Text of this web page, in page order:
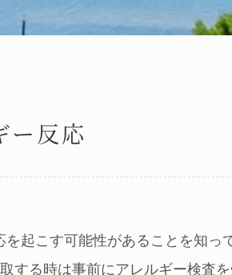
ー反応
起こす可能性があることを知っ
する時は事前にアレルギー検査